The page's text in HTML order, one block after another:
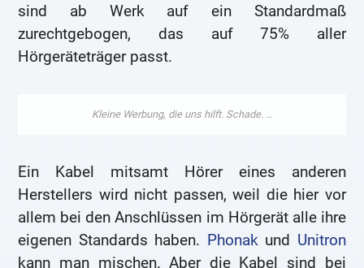
sind ab Werk auf ein Standardmaß
zurechtgebogen, das auf 75% aller
Hörgeräteträger passt.
Ein Kabel mitsamt Hörer eines anderen
Herstellers wird nicht passen, weil die hier vor
allem bei den Anschlüssen im Hörgerät alle ihre
eigenen Standards haben. Phonak und Unitron
kann man mischen. Aber die Kabel sind bei